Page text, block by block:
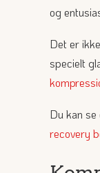
og
Det er
specielt
Du kan
recovery